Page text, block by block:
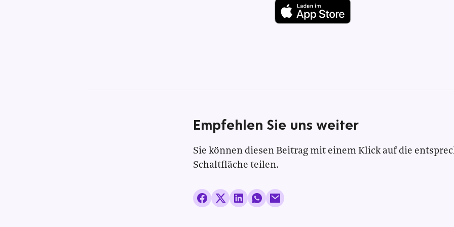
Empfehlen Sie uns weiter
Sie können diesen Beitrag mit einem Klick auf die
Schaltfläche teilen.